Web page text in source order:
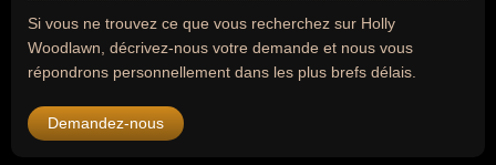
Si vous ne trouvez ce que vous recherchez sur Holly
Woodlawn, décrivez-nous votre demande et nous vous
répondrons personnellement dans les plus brefs délais.
Demandez-nous